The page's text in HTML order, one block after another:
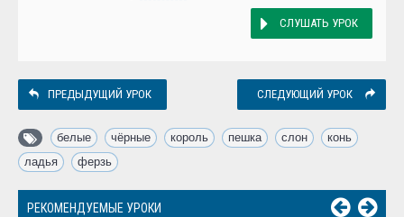
СЛУШАТЬ УРОК
ПРЕДЫДУЩИЙ УРОК СЛЕДУЮЩИЙ УРОК
белые чёрные король пешка слон конь
ладья
ферзь
РЕКОМЕНДУЕМЫЕ УРОКИ